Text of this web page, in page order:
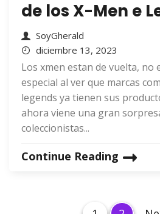
de los X-Men e
SoyGherald
diciembre 13, 2023
Los xmen estan de vuelta, no
especial al ver que marcas
legends ya tienen sus
ahora viene una gran
coleccionistas...
Continue Reading